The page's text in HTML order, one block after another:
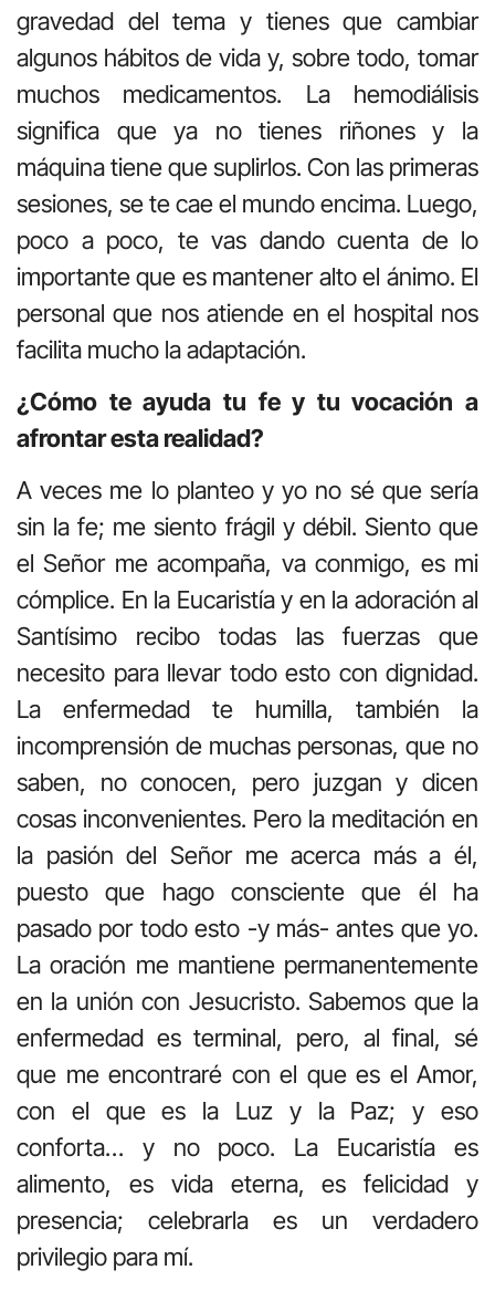
gravedad del tema y tienes que cambiar
algunos hábitos de vida y, sobre todo, tomar
muchos medicamentos. La hemodiálisis
significa que ya no tienes riñones y la
máquina tiene que suplirlos. Con las primeras
sesiones, se te cae el mundo encima. Luego,
poco a poco, te vas dando cuenta de lo
importante que es mantener alto el ánimo. El
personal que nos atiende en el hospital nos
facilita mucho la adaptación.
¿Cómo te ayuda tu fe y tu vocación a
afrontar esta realidad?
A veces me lo planteo y yo no sé que sería
sin la fe; me siento frágil y débil. Siento que
el Señor me acompaña, va conmigo, es mi
cómplice. En la Eucaristía y en la adoración al
Santísimo recibo todas las fuerzas que
necesito para llevar todo esto con dignidad.
La enfermedad te humilla, también la
incomprensión de muchas personas, que no
saben, no conocen, pero juzgan y dicen
cosas inconvenientes. Pero la meditación en
la pasión del Señor me acerca más a él,
puesto que hago consciente que él ha
pasado por todo esto -y más- antes que yo.
La oración me mantiene permanentemente
en la unión con Jesucristo. Sabemos que la
enfermedad es terminal, pero, al final, sé
que me encontraré con el que es el Amor,
con el que es la Luz y la Paz; y eso
conforta… y no poco. La Eucaristía es
alimento, es vida eterna, es felicidad y
presencia; celebrarla es un verdadero
privilegio para mí.